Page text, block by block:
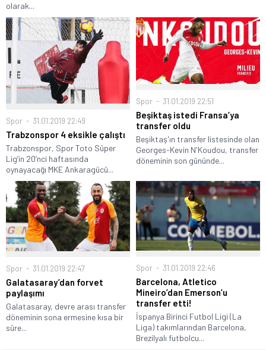
olarak...
Spor 31.01.2019 22:49
Trabzonspor 4 eksikle çalıştı
Trabzonspor, Spor Toto Süper
Lig’in 20’nci haftasında
oynayacağı MKE Ankaragücü...
Spor 31.01.2019 22:51
Beşiktaş istedi Fransa’ya
transfer oldu
Beşiktaş'ın transfer listesinde olan
Georges-Kevin N'Koudou, transfer
döneminin son gününde...
Spor 31.01.2019 22:47
Galatasaray’dan forvet
paylaşımı
Galatasaray, devre arası transfer
döneminin sona ermesine kısa bir
süre...
Spor 31.01.2019 22:46
Barcelona, Atletico
Mineiro’dan Emerson’u
transfer etti!
İspanya Birinci Futbol Ligi (La
Liga) takımlarından Barcelona,
Brezilyalı futbolcu...